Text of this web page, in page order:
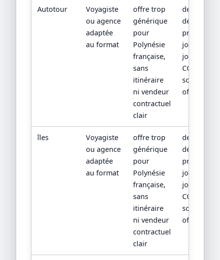
Autotour
Voyagiste
ou agence
adaptée
au format
offre trop
générique
pour
Polynésie
française,
sans
itinéraire
ni vendeur
contractuel
clair
devis
détaillé,
jour par
jour,
CGV/CPV et
sources
officielles
îles
Voyagiste
ou agence
adaptée
au format
offre trop
générique
pour
Polynésie
française,
sans
itinéraire
ni vendeur
contractuel
clair
devis
détaillé,
jour par
jour,
CGV/CPV et
sources
officielles